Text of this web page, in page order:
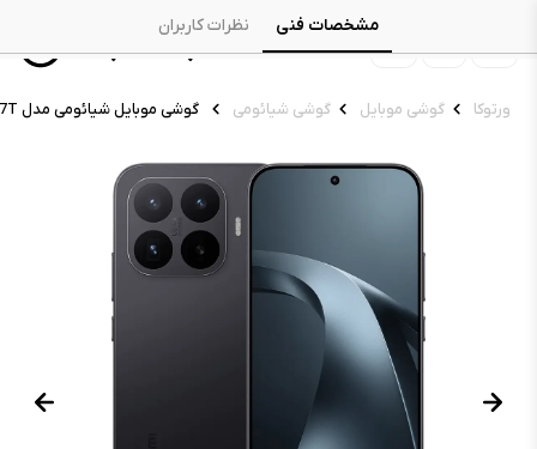
ورتوکا گوشی موبایل گوشی شیائومی گوشی موبایل شیائومی مدل 17T ظرفیت ۵۱۲ گیگابایت رم ۱۲ گیگابایت
مشخصات فنی نظرات کاربران